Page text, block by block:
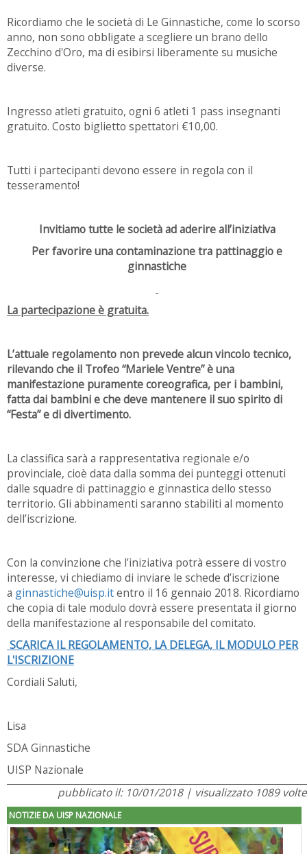
Ricordiamo che le società di Le Ginnastiche, come lo scorso
anno, non sono obbligate a scegliere un brano dello
Zecchino d'Oro, ma di esibirsi liberamente su musiche
diverse.
Ingresso atleti gratuito, ogni 6 atleti 1 pass insegnanti
gratuito. Costo biglietto spettatori €10,00.
Tutti i partecipanti devono essere in regola con il
tesseramento!
Invitiamo tutte le società ad aderire all’iniziativa
Per favorire una contaminazione tra pattinaggio e
ginnastiche
La partecipazione è gratuita.
L’attuale regolamento non prevede alcun vincolo tecnico,
rilevando che il Trofeo “Mariele Ventre” è una
manifestazione puramente coreografica, per i bambini,
fatta dai bambini e che deve mantenere il suo spirito di
“Festa” e di divertimento.
La classifica sarà a rappresentativa regionale e/o
provinciale, cioè data dalla somma dei punteggi ottenuti
dalle squadre di pattinaggio e ginnastica dello stesso
territorio. Gli abbinamenti saranno stabiliti al momento
dell’iscrizione.
Con la convinzione che l’iniziativa potrà essere di vostro
interesse, vi chiediamo di inviare le schede d’iscrizione
a ginnastiche@uisp.itentro il 16 gennaio 2018. Ricordiamo
che copia di tale modulo dovrà essere presentata il giorno
della manifestazione al responsabile del comitato.
SCARICA IL REGOLAMENTO, LA DELEGA, IL MODULO PER
L'ISCRIZIONE
Cordiali Saluti,
Lisa
SDA Ginnastiche
UISP Nazionale
pubblicato il: 10/01/2018 | visualizzato 1089 volte
NOTIZIE DA UISP NAZIONALE